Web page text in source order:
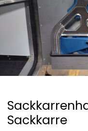
Sackkarre